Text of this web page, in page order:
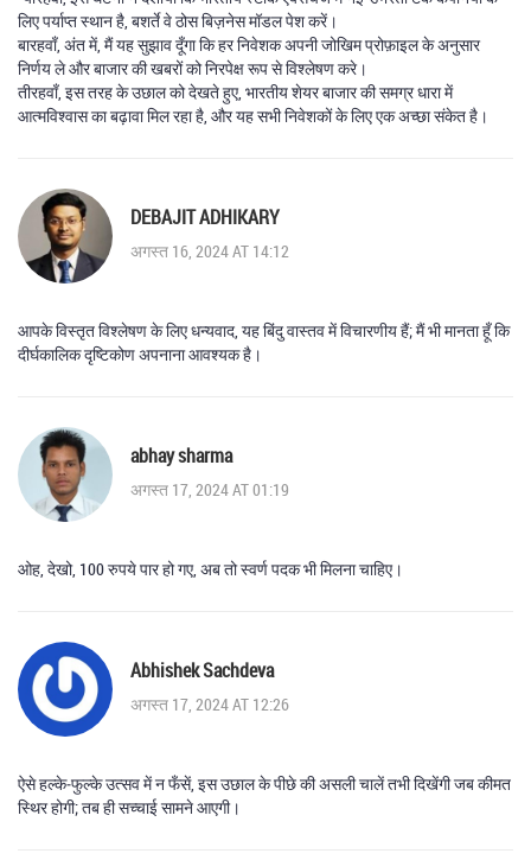
लिए पर्याप्त स्थान है, बशर्ते वे ठोस बिज़नेस मॉडल पेश करें।
बारहवाँ, अंत में, मैं यह सुझाव दूँगा कि हर निवेशक अपनी जोखिम प्रोफ़ाइल के अनुसार
निर्णय ले और बाजार की खबरों को निरपेक्ष रूप से विश्लेषण करे।
तीरहवाँ, इस तरह के उछाल को देखते हुए, भारतीय शेयर बाजार की समग्र धारा में
आत्मविश्वास का बढ़ावा मिल रहा है, और यह सभी निवेशकों के लिए एक अच्छा संकेत है।
DEBAJIT ADHIKARY
अगस्त 16, 2024 AT 14:12
आपके विस्तृत विश्लेषण के लिए धन्यवाद, यह बिंदु वास्तव में विचारणीय हैं; मैं भी मानता हूँ कि
दीर्घकालिक दृष्टिकोण अपनाना आवश्यक है।
abhay sharma
अगस्त 17, 2024 AT 01:19
ओह, देखो, 100 रुपये पार हो गए, अब तो स्वर्ण पदक भी मिलना चाहिए।
Abhishek Sachdeva
अगस्त 17, 2024 AT 12:26
ऐसे हल्के‑फुल्के उत्सव में न फँसें, इस उछाल के पीछे की असली चालें तभी दिखेंगी जब कीमत
स्थिर होगी; तब ही सच्चाई सामने आएगी।